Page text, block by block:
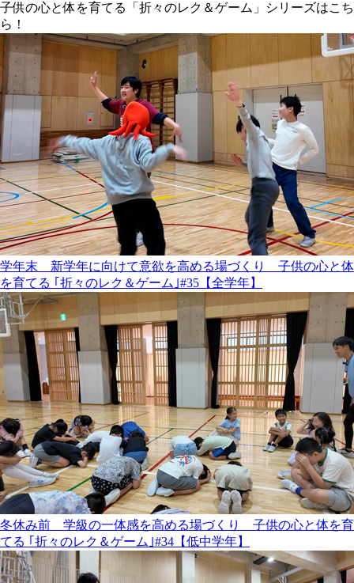
子供の心と体を育てる「折々のレク＆ゲーム」シリーズはこち
ら！
学年末 新学年に向けて意欲を高める場づくり 子供の心と体
を育てる ｢折々のレク＆ゲーム｣#35【全学年】
冬休み前 学級の一体感を高める場づくり 子供の心と体を育
てる ｢折々のレク＆ゲーム｣#34【低中学年】